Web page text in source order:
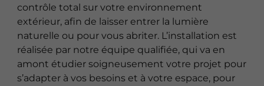
contrôle total sur votre environnement
extérieur, afin de laisser entrer la lumière
naturelle ou pour vous abriter. L’installation est
réalisée par notre équipe qualifiée, qui va en
amont étudier soigneusement votre projet pour
s’adapter à vos besoins et à votre espace, pour